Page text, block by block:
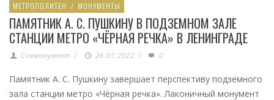
МЕТРОПОЛИТЕН / МОНУМЕНТЫ
ПАМЯТНИК А. С. ПУШКИНУ В ПОДЗЕМНОМ ЗАЛЕ
СТАНЦИИ МЕТРО «ЧЁРНАЯ РЕЧКА» В ЛЕНИНГРАДЕ
Совмонумент / 26.07.2022 / 0
Памятник А. С. Пушкину завершает перспективу подземного
зала станции метро «Чёрная речка». Лаконичный монумент